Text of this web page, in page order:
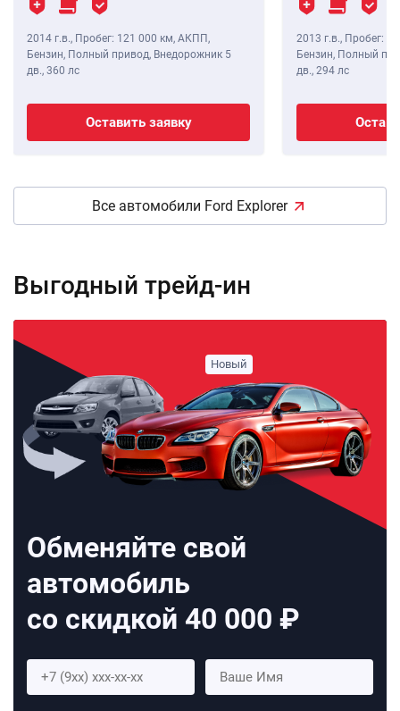
2014 г.в., Пробег: 121 000 км, АКПП,
Бензин, Полный привод, Внедорожник 5
дв., 360 лс
Оставить заявку
2013 г.в., Пробег:
Бензин, Полный
дв., 294 лс
Все автомобили Ford Explorer
Выгодный трейд-ин
Обменяйте свой
автомобиль
со скидкой 40 000 ₽